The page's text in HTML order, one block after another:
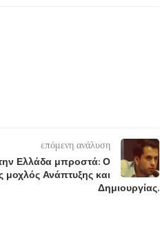
επόμενη ανάλυση
Ελλάδα μπροστά: Ο
μοχλός Ανάπτυξης και
Δημιουργίας.